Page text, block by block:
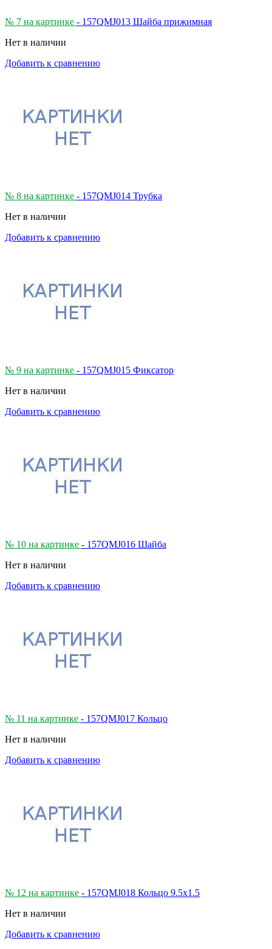
№ 7 на картинке - 157QMJ013 Шайба прижимная
Нет в наличии
Добавить к сравнению
№ 8 на картинке - 157QMJ014 Трубка
Нет в наличии
Добавить к сравнению
№ 9 на картинке - 157QMJ015 Фиксатор
Нет в наличии
Добавить к сравнению
№ 10 на картинке - 157QMJ016 Шайба
Нет в наличии
Добавить к сравнению
№ 11 на картинке - 157QMJ017 Кольцо
Нет в наличии
Добавить к сравнению
№ 12 на картинке - 157QMJ018 Кольцо 9.5х1.5
Нет в наличии
Добавить к сравнению